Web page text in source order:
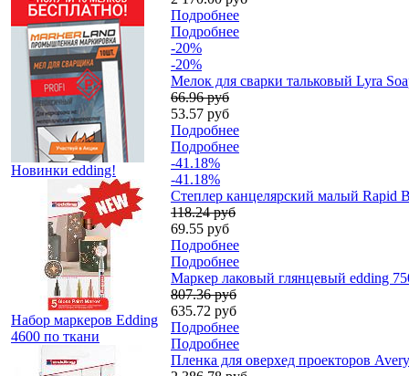
Новинки edding!
Набор маркеров Edding
4600 по ткани
Подробнее
Подробнее
-20%
-20%
Мелок для сварки тальковый Lyra
66.96 руб
53.57 руб
Подробнее
Подробнее
-41.18%
-41.18%
Степлер канцелярский малый Rapid
118.24 руб
69.55 руб
Подробнее
Подробнее
Маркер лаковый глянцевый edding
807.36 руб
635.72 руб
Подробнее
Подробнее
Пленка для оверхед проекторов